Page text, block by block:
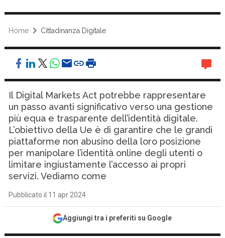
Home Cittadinanza Digitale
Il Digital Markets Act potrebbe rappresentare
un passo avanti significativo verso una gestione
più equa e trasparente dell’identità digitale.
L’obiettivo della Ue è di garantire che le grandi
piattaforme non abusino della loro posizione
per manipolare l’identità online degli utenti o
limitare ingiustamente l’accesso ai propri
servizi. Vediamo come
Pubblicato il 11 apr 2024
Aggiungi tra i preferiti su Google